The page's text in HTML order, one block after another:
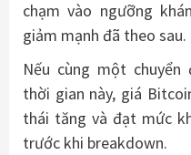
chạm vào ngưỡng
giảm mạnh đã theo sau.
Nếu cùng một
thời gian này, giá
thái tăng và đạt mức
trước khi breakdown.